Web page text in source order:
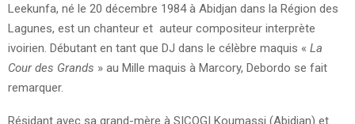
Leekunfa, né le 20 décembre 1984 à Abidjan dans la Région des
Lagunes, est un chanteur et auteur compositeur interprète
ivoirien. Débutant en tant que DJ dans le célèbre maquis « La
Cour des Grands » au Mille maquis à Marcory, Debordo se fait
remarquer.
Résidant avec sa grand-mère à SICOGI Koumassi (Abidjan) et